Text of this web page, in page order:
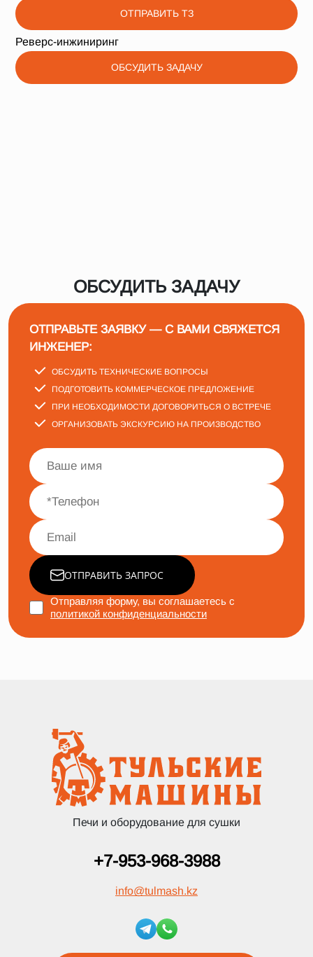
ОТПРАВИТЬ ТЗ
Реверс-инжиниринг
ОБСУДИТЬ ЗАДАЧУ
ОБСУДИТЬ ЗАДАЧУ
ОТПРАВЬТЕ ЗАЯВКУ — С ВАМИ СВЯЖЕТСЯ
ИНЖЕНЕР:
ОБСУДИТЬ ТЕХНИЧЕСКИЕ ВОПРОСЫ
ПОДГОТОВИТЬ КОММЕРЧЕСКОЕ ПРЕДЛОЖЕНИЕ
ПРИ НЕОБХОДИМОСТИ ДОГОВОРИТЬСЯ О ВСТРЕЧЕ
ОРГАНИЗОВАТЬ ЭКСКУРСИЮ НА ПРОИЗВОДСТВО
ОТПРАВИТЬ ЗАПРОС
Отправляя форму, вы соглашаетесь с
политикой конфиденциальности
Печи и оборудование для сушки
+7-953-968-3988
info@tulmash.kz